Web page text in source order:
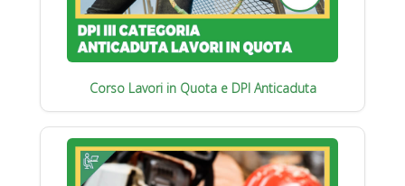
Corso Lavori in Quota e DPI Anticaduta